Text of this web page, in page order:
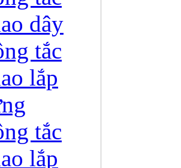
dây
tắc
lắp
tắc
lắp